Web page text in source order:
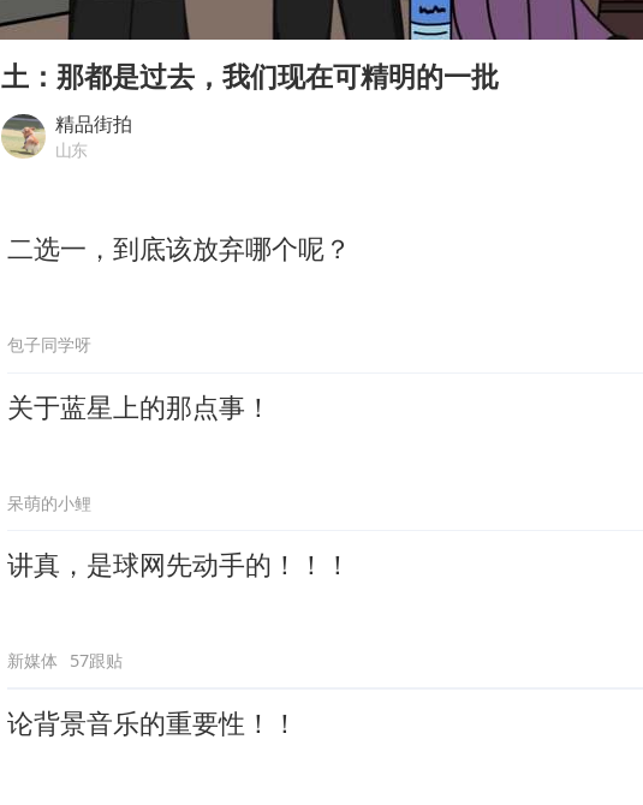
5万小车卖不动 微型代步车集体遇冷
科创50指数跌幅扩大至2%
56岁刘奕君跟13岁女儿合跳
Play
00:00
土：那都是过去，我们现在可精明的一批
精品街拍
山东
二选一，到底该放弃哪个呢？
包子同学呀
关于蓝星上的那点事！
呆萌的小鲤
讲真，是球网先动手的！！！
新媒体 57跟贴
论背景音乐的重要性！！